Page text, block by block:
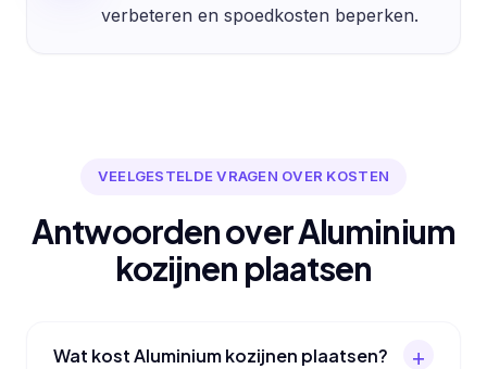
verbeteren en spoedkosten beperken.
VEELGESTELDE VRAGEN OVER KOSTEN
Antwoorden over Aluminium
kozijnen plaatsen
Wat kost Aluminium kozijnen plaatsen?